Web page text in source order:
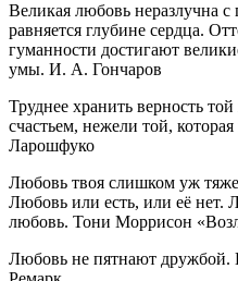
Великая любовь неразлучна
равняется глубине сердца.
гуманности достигают
умы. И. А. Гончаров
Труднее хранить верность
счастьем, нежели той,
Ларошфуко
Любовь твоя слишком уж
Любовь или есть, или её нет.
любовь. Тони Моррисон
Любовь не пятнают дружбой.